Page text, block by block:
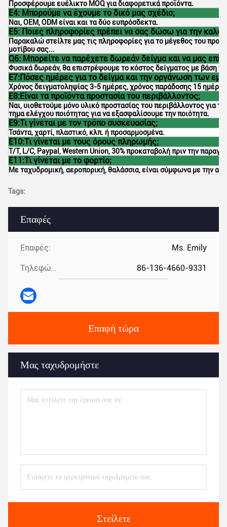
Επαφές
Επαφές: Ms. Emily
Τηλεφώνημα: 86-136-4660-9331
Επαφή τώρα
Μας ταχυδρομήστε
Στείλετε
Προσφέρουμε ευέλικτο MOQ για διαφορετικά προϊόντα.
Ε4: Μπορούμε να έχουμε το δικό μας σχέδιο;
Ναι, OEM, ODM είναι και τα δύο ευπρόσδεκτα.
Ε5: Ποιες πληροφορίες πρέπει να σας δώσω για την
Παρακαλώ στείλτε μας τις πληροφορίες για το μέγεθος του
μοτίβου σας...
Q6: Μπορείτε να παρέχετε δωρεάν δείγμα και να μας
Φυσικά δωρεάν, θα επιστρέψουμε το κόστος δείγματος με βάση
Ε7:Πόσες ημέρες για το δείγμα και την οργάνωση των
Χρόνος δειγματοληψίας 3-5 ημέρες, χρόνος παράδοσης 15
Ε8:Είναι τα προϊόντα προστασία του περιβάλλοντος;
Ναι, υιοθετούμε μόνο υλικό προστασίας του περιβάλλοντος για
τημα ελέγχου ποιότητας για να εξασφαλίσουμε την ποιότητα.
Ε9:Τι γίνεται με τον τρόπο συσκευασίας;
Τσάντα, χαρτί, πλαστικό, κλπ. ή προσαρμοσμένα.
Ε10:Τι γίνεται με τους όρους πληρωμής;
T/T, L/C, Paypal, Western Union, 30% προκαταβολή πριν την
Ε11:Τι γίνεται με το φορτίο;
Με ταχυδρομική, αεροπορική, θαλάσσια, είναι σύμφωνα με την
Tags: